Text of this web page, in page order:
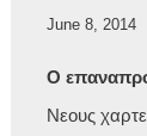
June 8, 2014
Ο
Νεους